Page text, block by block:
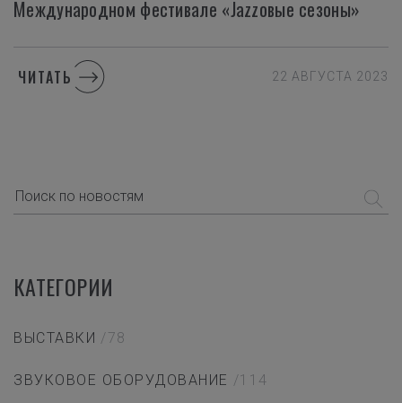
Международном фестивале «Jazzовые сезоны»
ЧИТАТЬ 22 АВГУСТА 2023
КАТЕГОРИИ
ВЫСТАВКИ /78
ЗВУКОВОЕ ОБОРУДОВАНИЕ /114